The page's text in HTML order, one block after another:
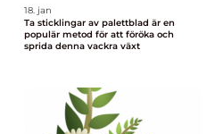
18. jan
Ta sticklingar av palettblad är en
populär metod för att föröka och
sprida denna vackra växt